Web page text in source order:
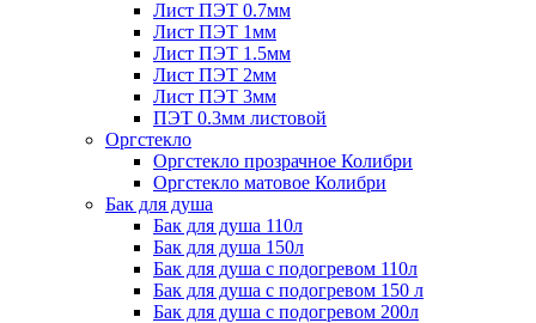
Лист ПЭТ 0.7мм
Лист ПЭТ 1мм
Лист ПЭТ 1.5мм
Лист ПЭТ 2мм
Лист ПЭТ 3мм
ПЭТ 0.3мм листовой
Оргстекло
Оргстекло прозрачное Колибри
Оргстекло матовое Колибри
Бак для душа
Бак для душа 110л
Бак для душа 150л
Бак для душа с подогревом 110л
Бак для душа с подогревом 150 л
Бак для душа с подогревом 200л